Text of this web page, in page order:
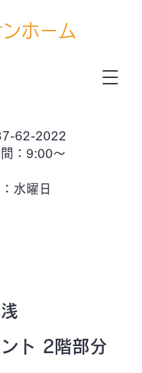
62-2022
：9:00～
水曜日
ンホーム
ト 2階部分